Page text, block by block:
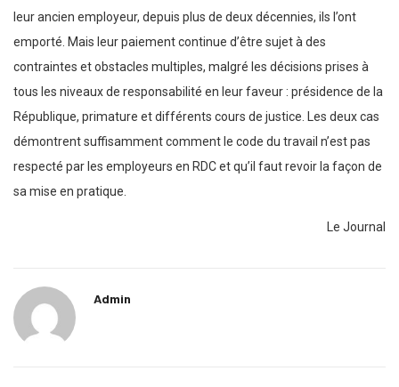
leur ancien employeur, depuis plus de deux décennies, ils l’ont
emporté. Mais leur paiement continue d’être sujet à des
contraintes et obstacles multiples, malgré les décisions prises à
tous les niveaux de responsabilité en leur faveur : présidence de la
République, primature et différents cours de justice. Les deux cas
démontrent suffisamment comment le code du travail n’est pas
respecté par les employeurs en RDC et qu’il faut revoir la façon de
sa mise en pratique.
Le Journal
Admin